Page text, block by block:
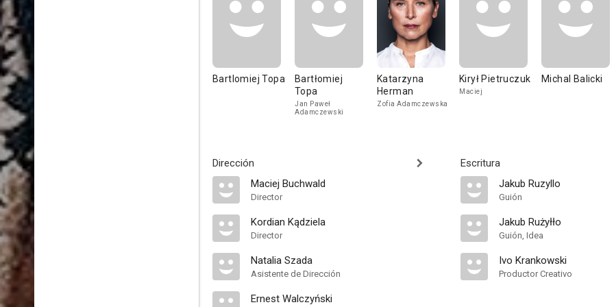
Bartlomiej Topa
Bartłomiej
Topa
Jan Paweł
Adamczewski
Katarzyna
Herman
Zofia Adamczewska
Kirył Pietruczuk
Maciej
Michal Balicki
Dirección
Maciej Buchwald
Director
Kordian Kądziela
Director
Natalia Szada
Asistente de Dirección
Ernest Walczyński
Escritura
Jakub Ruzyllo
Guión
Jakub Rużyłło
Guión, Idea
Ivo Krankowski
Productor Creativo